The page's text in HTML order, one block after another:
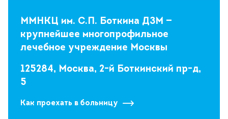
ММНКЦ им. С.П. Боткина ДЗМ —
крупнейшее многопрофильное
лечебное учреждение Москвы
125284, Москва, 2-й Боткинский пр-д,
5
Как проехать в больницу